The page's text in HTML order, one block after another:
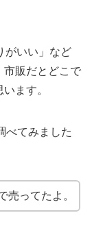
がいい」など
市販だとどこで
ます。
べてみました
売ってたよ。